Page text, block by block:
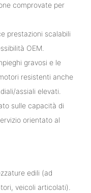
comprovate per
prestazioni scalabili
OEM.
gravosi e le
resistenti anche
assiali elevati.
sulle capacità di
orientato al
edili (ad
veicoli articolati).